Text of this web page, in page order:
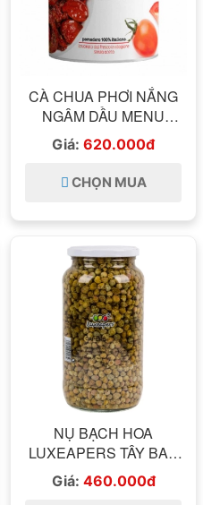
CÀ CHUA PHƠI NẮNG
NGÂM DẦU MENU
SOLEGGIATI ITALIA
800GRAM
Giá:620.000đ
CHỌN MUA
NỤ BẠCH HOA
LUXEAPERS TÂY BAN
NHA 935 GRAM
LUXEAPERS CAPERS -
Giá: 460.000đ